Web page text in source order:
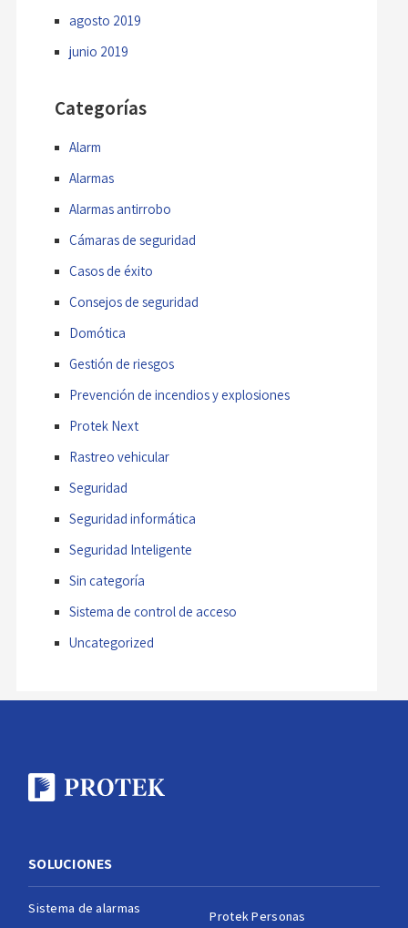
agosto 2019
junio 2019
Categorías
Alarm
Alarmas
Alarmas antirrobo
Cámaras de seguridad
Casos de éxito
Consejos de seguridad
Domótica
Gestión de riesgos
Prevención de incendios y explosiones
Protek Next
Rastreo vehicular
Seguridad
Seguridad informática
Seguridad Inteligente
Sin categoría
Sistema de control de acceso
Uncategorized
SOLUCIONES
Sistema de alarmas
Protek Personas